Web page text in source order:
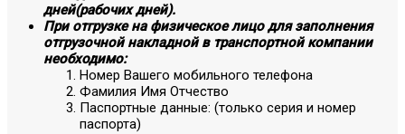
дней(рабочих дней).
При отгрузке на физическое лицо для заполнения
отгрузочной накладной в транспортной компании
необходимо:
Номер Вашего мобильного телефона
Фамилия Имя Отчество
Паспортные данные: (только серия и номер
паспорта)